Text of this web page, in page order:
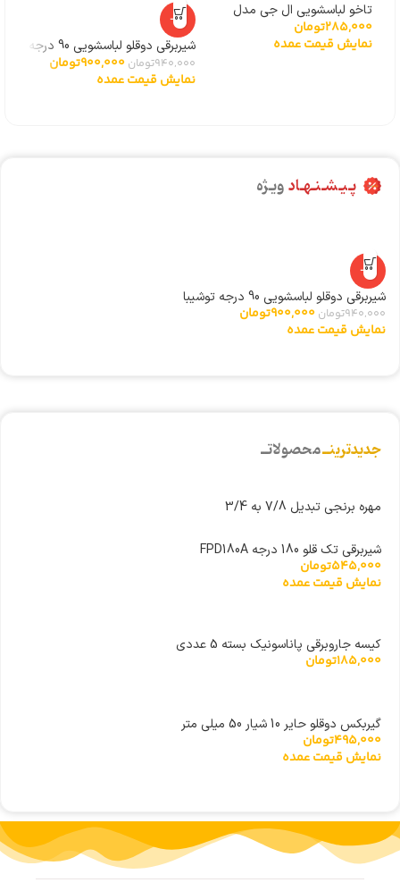
تاخو لباسشویی ال جی مدل
گیربکسی 6501KW2001A
285,000تومان
نمایش قیمت عمده
-4%
شیربرقی دوقلو لباسشویی 90 درجه
توشیبا
940,000تومان 900,000تومان
نمایش قیمت عمده
پـیـشـنـهـادویـژه
-4%
شیربرقی دوقلو لباسشویی 90 درجه توشیبا
940,000تومان 900,000تومان
نمایش قیمت عمده
جدیدترینــمحصولاتــ
مهره برنجی تبدیل 7/8 به 3/4
شیربرقی تک قلو 180 درجه FPD180A
545,000تومان
نمایش قیمت عمده
کیسه جاروبرقی پاناسونیک بسته 5 عددی
185,000تومان
گیربکس دوقلو حایر 10 شیار 50 میلی متر
495,000تومان
نمایش قیمت عمده